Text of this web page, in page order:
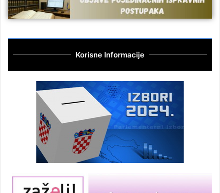
Korisne Informacije